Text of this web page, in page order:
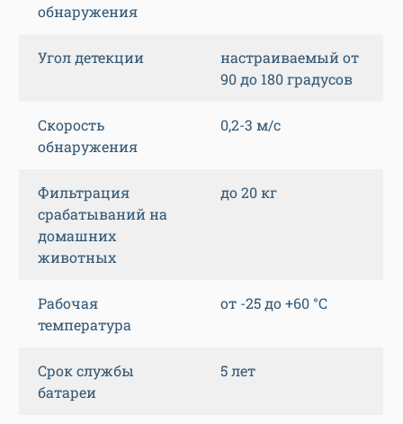
обнаружения
Угол детекции
настраиваемый от
90 до 180 градусов
Скорость
обнаружения
0,2-3 м/с
Фильтрация
срабатываний на
домашних
животных
до 20 кг
Рабочая
температура
от -25 до +60 °C
Срок службы
батареи
5 лет